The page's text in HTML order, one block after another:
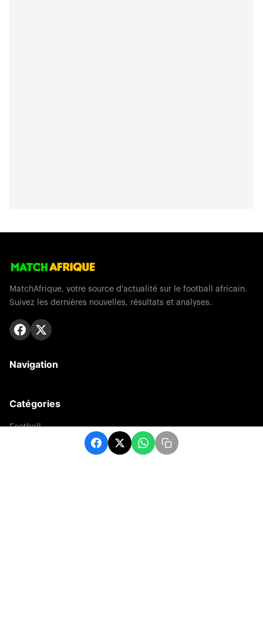
MatchAfrique, votre source d'actualité sur le football africain.
Suivez les dernières nouvelles, résultats et analyses.
Navigation
Catégories
Football